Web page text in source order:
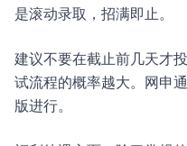
是滚动录取，招满即止。
建议不要在截止前几天才
试流程的概率越大。网申
版进行。